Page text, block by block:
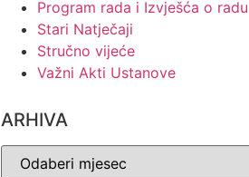
Program rada i Izvješća o radu
Stari Natječaji
Stručno vijeće
Važni Akti Ustanove
ARHIVA